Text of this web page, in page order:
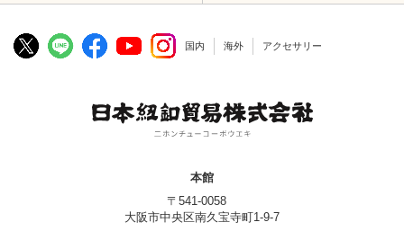
国内 海外 アクセサリー
本館
〒541-0058
大阪市中央区南久宝寺町1-9-7